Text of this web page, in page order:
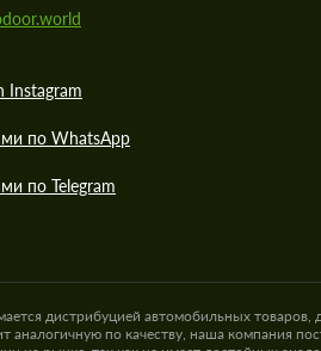
Instagram
по WhatsApp
по Telegram
дистрибуцией автомобильных
по качеству, наша компания